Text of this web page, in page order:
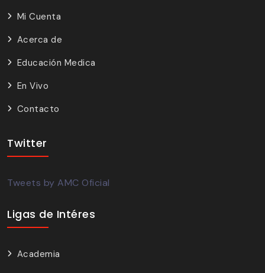
Mi Cuenta
Acerca de
Educación Medica
En Vivo
Contacto
Twitter
Tweets by AMC Oficial
Ligas de Intéres
Academia